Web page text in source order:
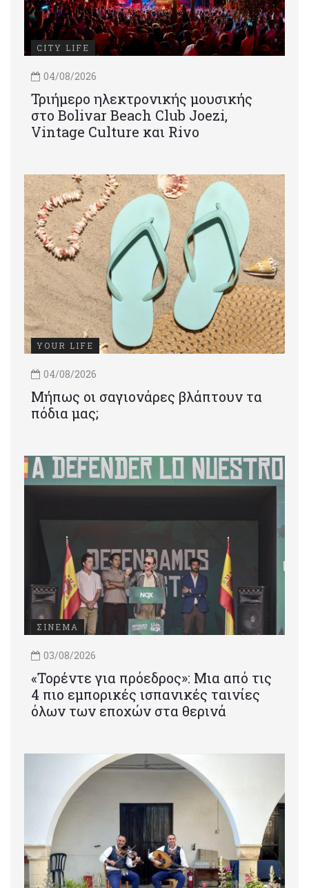
CITY LIFE
04/08/2026
Τριήμερο ηλεκτρονικής μουσικής
στο Bolivar Beach Club Joezi,
Vintage Culture και Rivo
YOUR LIFE
04/08/2026
Μήπως οι σαγιονάρες βλάπτουν τα
πόδια μας;
ΣΙΝΕΜΑ
03/08/2026
«Τορέντε για πρόεδρος»: Mια από τις
4 πιο εμπορικές ισπανικές ταινίες
όλων των εποχών στα θερινά